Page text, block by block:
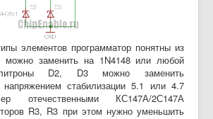
элементов программатор понятны из
заменить на 1N4148 или любой
D2, D3 можно заменить
стабилизации 5.1 или 4.7
отечественными КС147А/2С147А
R3, R3 при этом нужно уменьшить